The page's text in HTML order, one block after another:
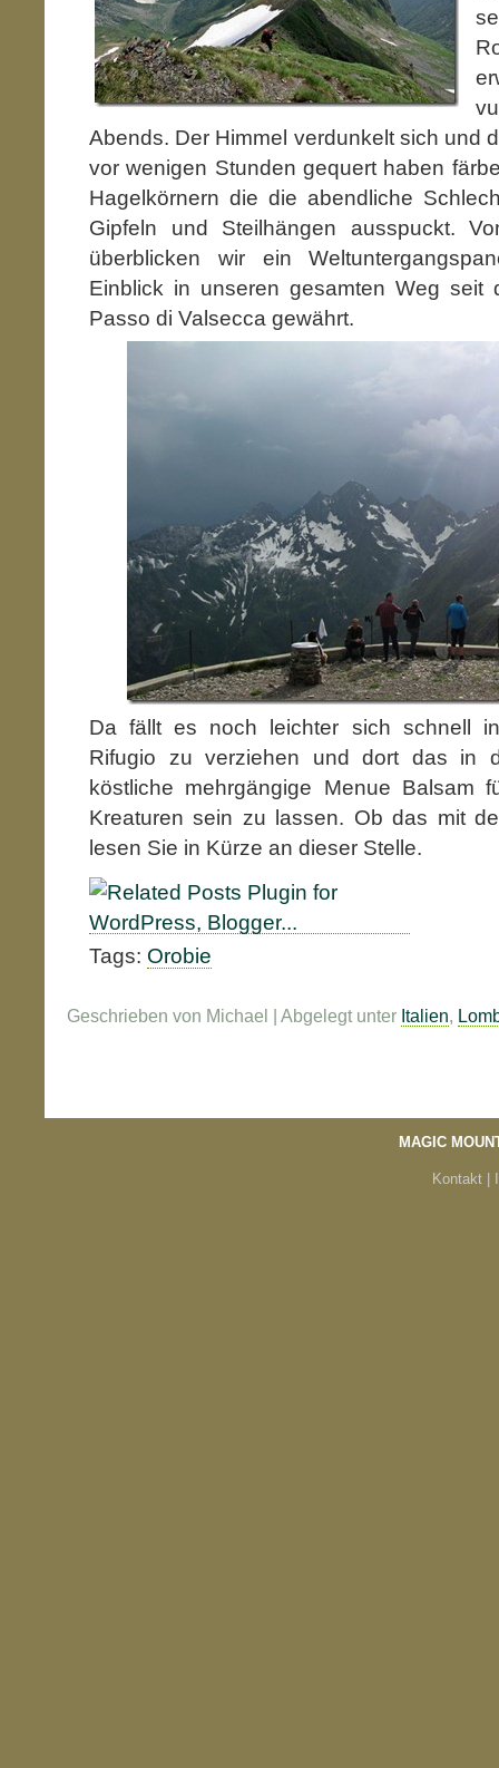
Abends. Der Himmel verdunkelt sich und
vor wenigen Stunden gequert haben
Hagelkörnern die die abendliche
Gipfeln und Steilhängen ausspuckt.
überblicken wir ein
Einblick in unseren gesamten Weg seit
Passo di Valsecca gewährt.
Da fällt es noch leichter sich schnell
Rifugio zu verziehen und dort das in
köstliche mehrgängige Menue Balsam
Kreaturen sein zu lassen. Ob das mit
lesen Sie in Kürze an dieser Stelle.
Tags: Orobie
Geschrieben von Michael | Abgelegt unter Italien,
MAGIC
Kontakt |